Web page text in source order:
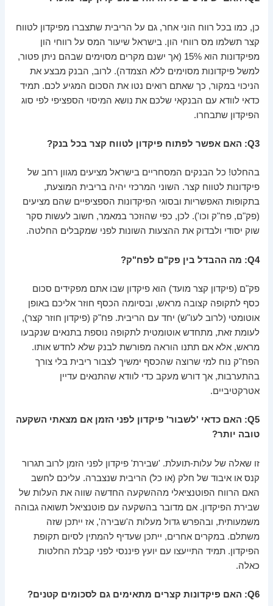
כן, כמו בכל רווח הוני אחר, גם על הריבית שתצברו מפיקדון לטווח
קצר תשלמו מס רווחי הון. בישראל שיעור המס על רווחי הון
מפיקדונות הוא 15% (אך ישנם מקרים מסוימים שבהם ניתן פטור,
למשל פיקדונות מסוימים ללא הצמדה). לרוב, הבנק מבצע את
הניכוי במקור, כך שאתם רואים נטו את הסכום המגיע לכם. תמיד
כדאי לוודא עם הבנקאי שלכם את נושא המיסוי הספציפי לפי סוג
הפיקדון שתבחרו.
Q3: האם אפשר לפתוח פיקדון לטווח קצר בכל בנק?
בהחלט! כל הבנקים המסחריים בישראל מציעים מגוון רחב של
פיקדונות לטווח קצר. השוני המרכזי יהיה בריבית המוצעת,
בתקופות האפשריות ובסוגי הפיקדונות הספציפיים שהם מציעים
(פק"ם, פח"ק וכו'). לכן, כפי שהוזכר במאמר, חשוב לעשות סקר
שוק יסודי ולבדוק את ההצעות השונות לפני שמקבלים החלטה.
Q4: מה ההבדל בין פק"ם לפח"ק?
פק"ם (פיקדון קצר מועד) הוא פיקדון שבו אתם מפקידים סכום
כסף לתקופה קצובה מראש, ובסיומה הכסף חוזר אליכם באופן
אוטומטי (לרוב לעו"ש) יחד עם הריבית. פח"ק (פיקדון חוזר קצר),
לעומת זאת, מתחדש אוטומטית לתקופה נוספת בתנאים שנקבעו
מראש, אלא אם תתנו הוראה מפורשת לבנק שלא לחדש אותו.
הפח"ק נוח למי שרוצה שהכסף ימשיך לצבור ריבית בלי צורך
בהתערבות, אך דורש מעקב כדי לוודא שהתנאים עדיין
אטרקטיביים.
Q5: האם כדאי 'לשבור' פיקדון לפני הזמן אם מצאתי השקעה
טובה יותר?
זו שאלה של עלות-תועלת. 'שבירת' פיקדון לפני הזמן לרוב תגרור
קנס או איבוד של חלק (או כל) הריבית שנצברה. עליכם לחשב
האם הרווח הפוטנציאלי מההשקעה החדשה שווה את העלות של
שבירת הפיקדון. אם מדובר בהשקעה עם פוטנציאל תשואה גבוהה
משמעותית, ובהפרש גדול מעלות ה'שבירה', אז ייתכן שזה
משתלם. במקרים אחרים, ייתכן שעדיף להמתין לסיום תקופת
הפיקדון. תמיד התייעצו עם יועץ פיננסי לפני קבלת החלטות
כאלה.
Q6: האם פיקדונות קצרים מתאימים גם לסכומים קטנים?